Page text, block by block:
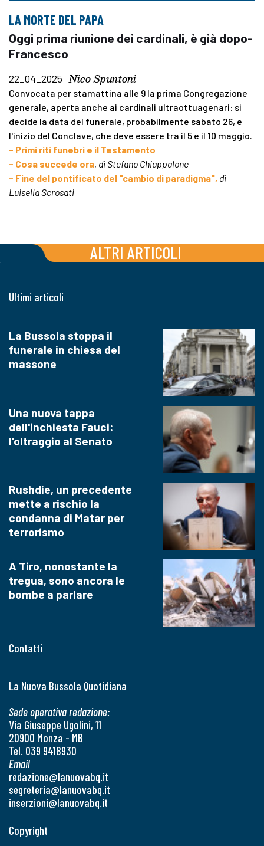
LA MORTE DEL PAPA
Oggi prima riunione dei cardinali, è già dopo-
Francesco
22_04_2025 Nico Spuntoni
Convocata per stamattina alle 9 la prima Congregazione
generale, aperta anche ai cardinali ultraottuagenari: si
decide la data del funerale, probabilmente sabato 26, e
l'inizio del Conclave, che deve essere tra il 5 e il 10 maggio.
- Primi riti funebri e il Testamento
- Cosa succede ora, di Stefano Chiappalone
- Fine del pontificato del "cambio di paradigma", di
Luisella Scrosati
ALTRI ARTICOLI
Contatti
La Nuova Bussola Quotidiana
Sede operativa redazione:
Via Giuseppe Ugolini, 11
20900 Monza - MB
Tel. 039 9418930
Email
redazione@lanuovabq.it
segreteria@lanuovabq.it
inserzioni@lanuovabq.it
Ultimi articoli
La Bussola stoppa il
funerale in chiesa del
massone
Una nuova tappa
dell'inchiesta Fauci:
l'oltraggio al Senato
Rushdie, un precedente
mette a rischio la
condanna di Matar per
terrorismo
A Tiro, nonostante la
tregua, sono ancora le
bombe a parlare
Copyright